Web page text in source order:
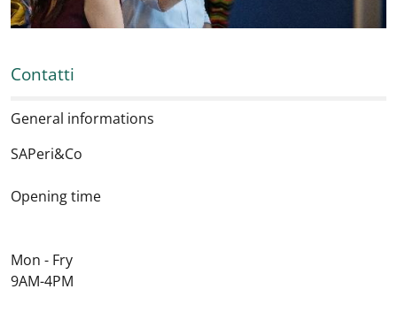
Contatti
General informations
SAPeri&Co
Opening time
Mon - Fry
9AM-4PM